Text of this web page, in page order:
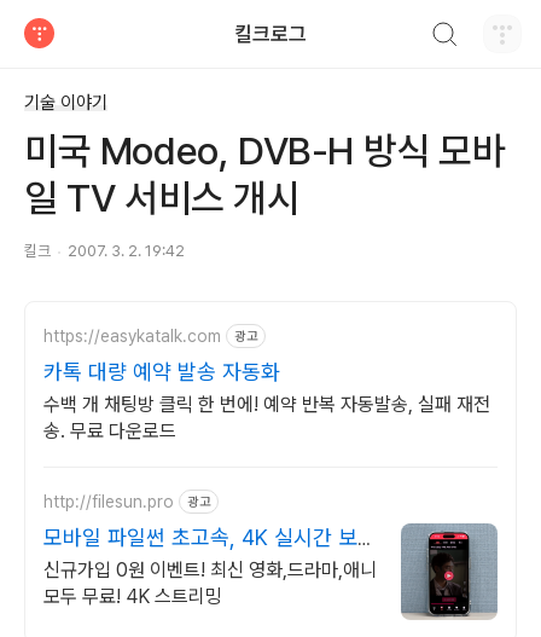
킬크로그
기술 이야기
미국 Modeo, DVB-H 방식 모바
일 TV 서비스 개시
킬크 2007. 3. 2. 19:42
https://easykatalk.com 광고
카톡 대량 예약 발송 자동화
수백 개 채팅방 클릭 한 번에! 예약 반복 자동발송, 실패 재전
송. 무료 다운로드
http://filesun.pro 광고
모바일 파일썬 초고속, 4K 실시간 보
기!
신규가입 0원 이벤트! 최신 영화,드라마,애니
모두 무료! 4K 스트리밍